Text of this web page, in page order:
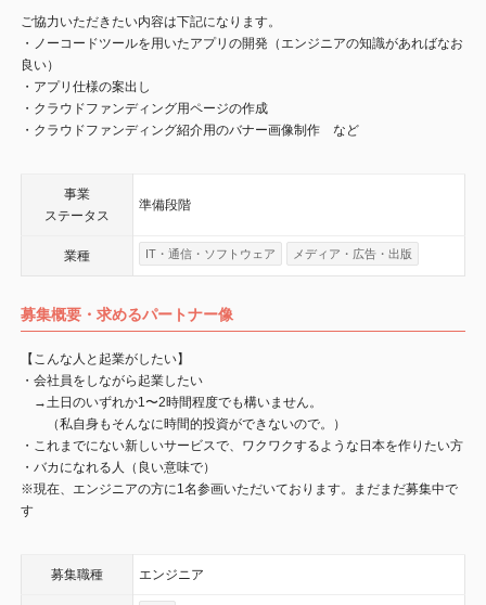
ご協力いただきたい内容は下記になります。
・ノーコードツールを用いたアプリの開発（エンジニアの知識があればなお
良い）
・アプリ仕様の案出し
・クラウドファンディング用ページの作成
・クラウドファンディング紹介用のバナー画像制作 など
事業
ステータス
準備段階
業種 IT・通信・ソフトウェア メディア・広告・出版
募集概要・求めるパートナー像
【こんな人と起業がしたい】
・会社員をしながら起業したい
→土日のいずれか1〜2時間程度でも構いません。
（私自身もそんなに時間的投資ができないので。）
・これまでにない新しいサービスで、ワクワクするような日本を作りたい方
・バカになれる人（良い意味で）
※現在、エンジニアの方に1名参画いただいております。まだまだ募集中で
す
募集職種 エンジニア